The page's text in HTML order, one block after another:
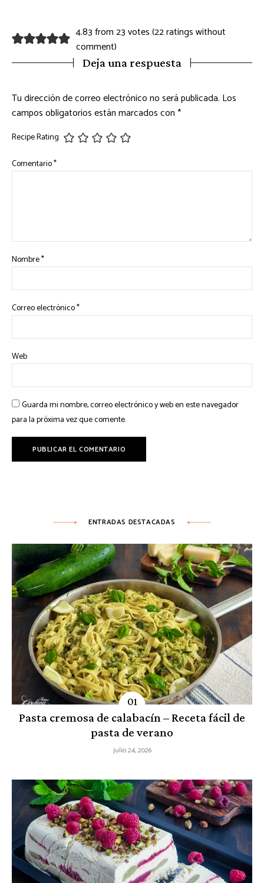
4.83 from 23 votes (22 ratings without
comment)
Deja una respuesta
Tu dirección de correo electrónico no será publicada. Los
campos obligatorios están marcados con*
Recipe Rating
Comentario*
Nombre*
Correo electrónico*
Web
Guarda mi nombre, correo electrónico y web en este navegador
para la próxima vez que comente.
ENTRADAS DESTACADAS
Pasta cremosa de calabacín – Receta fácil de
pasta de verano
julio 24, 2026